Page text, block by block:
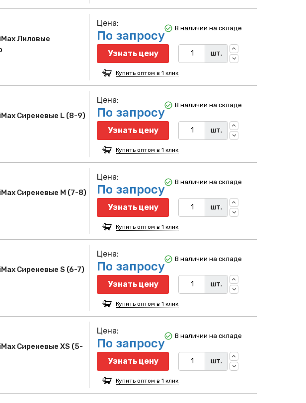
Лиловые
Цена:
По запросу
Узнать цену шт.
В наличии на складе
Купить оптом в 1 клик
Сиреневые L (8-9)
Цена:
По запросу
Узнать цену шт.
В наличии на складе
Купить оптом в 1 клик
Сиреневые M (7-8)
Цена:
По запросу
Узнать цену шт.
В наличии на складе
Купить оптом в 1 клик
Сиреневые S (6-7)
Цена:
По запросу
Узнать цену шт.
В наличии на складе
Купить оптом в 1 клик
Сиреневые XS (5-
Цена:
По запросу
Узнать цену шт.
В наличии на складе
Купить оптом в 1 клик